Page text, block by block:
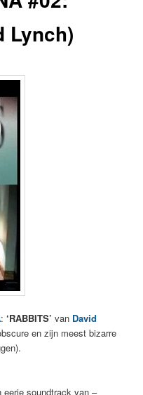
Lynch)
:‘RABBITS’ van David
en zijn meest bizarre
eerie soundtrack van –